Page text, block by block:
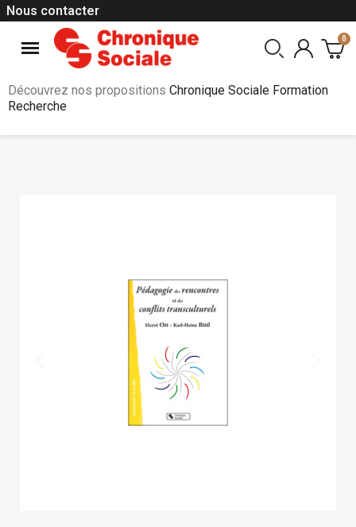
Nous contacter
Découvrez nos propositions Chronique Sociale Formation
Recherche